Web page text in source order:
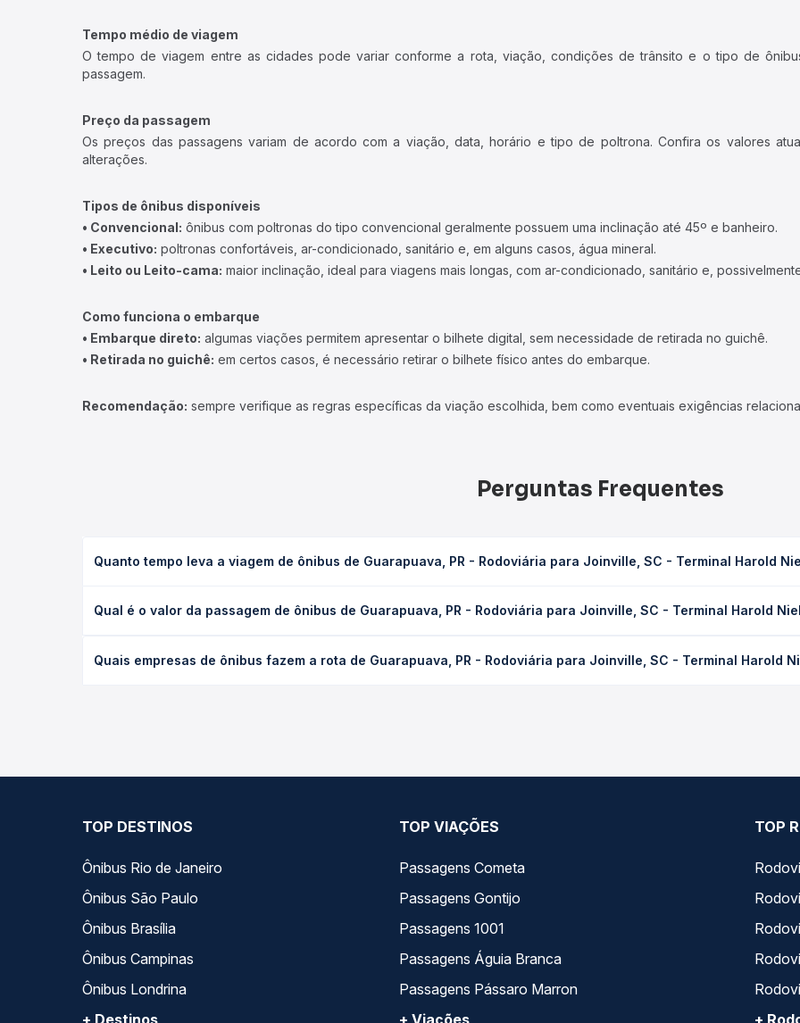
Tempo médio de viagem
O tempo de viagem entre as cidades pode variar conforme a rota, viação, condições de trânsito e o tipo de
passagem.
Preço da passagem
Os preços das passagens variam de acordo com a viação, data, horário e tipo de poltrona. Confira os valores
alterações.
Tipos de ônibus disponíveis
• Convencional: ônibus com poltronas do tipo convencional geralmente possuem uma inclinação até 45º e banheiro.
• Executivo: poltronas confortáveis, ar-condicionado, sanitário e, em alguns casos, água mineral.
• Leito ou Leito-cama: maior inclinação, ideal para viagens mais longas, com ar-condicionado, sanitário e,
Como funciona o embarque
• Embarque direto: algumas viações permitem apresentar o bilhete digital, sem necessidade de retirada no guichê.
• Retirada no guichê: em certos casos, é necessário retirar o bilhete físico antes do embarque.
Recomendação: sempre verifique as regras específicas da viação escolhida, bem como eventuais exigências
Perguntas Frequentes
Quanto tempo leva a viagem de ônibus de Guarapuava, PR - Rodoviária para Joinville, SC - Terminal Harold
serviço (convencional, executivo ou leito) e as condições de tráfego. Na Quero Passagem você consulta os horários
Qual é o valor da passagem de ônibus de Guarapuava, PR - Rodoviária para Joinville, SC - Terminal Harold
viagem, a empresa, o tipo de poltrona e a antecedência da compra. Na Quero Passagem você compara os preços
Quais empresas de ônibus fazem a rota de Guarapuava, PR - Rodoviária para Joinville, SC - Terminal Harold
TOP DESTINOS
Ônibus Rio de Janeiro
Ônibus São Paulo
Ônibus Brasília
Ônibus Campinas
Ônibus Londrina
+ Destinos
TOP VIAÇÕES
Passagens Cometa
Passagens Gontijo
Passagens 1001
Passagens Águia Branca
Passagens Pássaro Marron
+ Viações
TOP
+